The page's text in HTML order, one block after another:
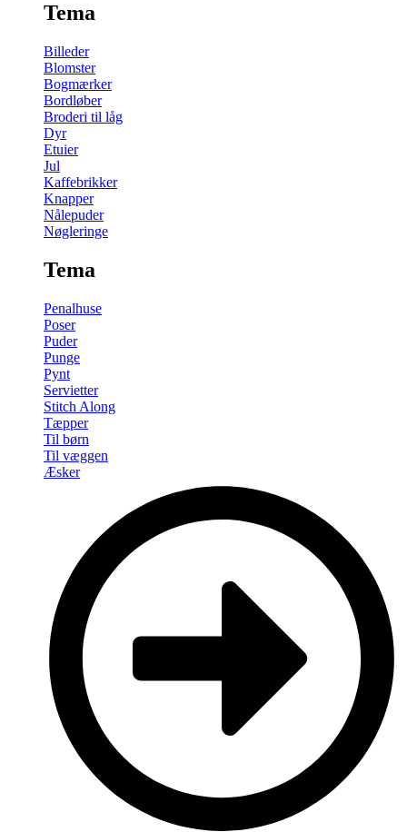
Tema
Billeder
Blomster
Bogmærker
Bordløber
Broderi til låg
Dyr
Etuier
Jul
Kaffebrikker
Knapper
Nålepuder
Nøgleringe
Tema
Penalhuse
Poser
Puder
Punge
Pynt
Servietter
Stitch Along
Tæpper
Til børn
Til væggen
Æsker